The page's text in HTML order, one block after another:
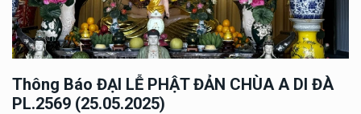
Thông Báo ĐẠI LỄ PHẬT ĐẢN CHÙA A DI ĐÀ
PL.2569 (25.05.2025)